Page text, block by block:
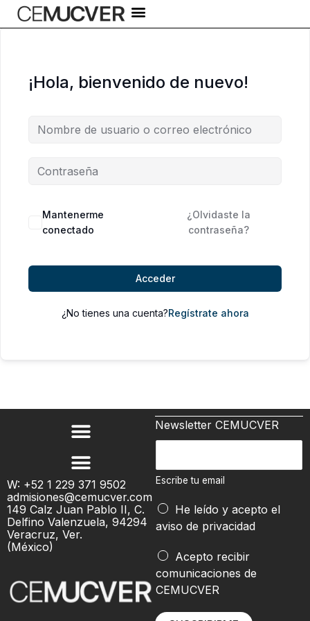
al
¡Hola, bienvenido de nuevo!
Alternative:
Mantenerme
conectado
¿Olvidaste la
contraseña?
Acceder
¿No tienes una cuenta?Regístrate ahora
W: +52 1 229 371 9502
admisiones@cemucver.com
149 Calz Juan Pablo II, C.
Delfino Valenzuela, 94294
Veracruz, Ver.
(México)
Newsletter CEMUCVER
c
i
b
e
u
e
m
Escribe tu email
He leído y acepto el
aviso de privacidad
e
a
l
Acepto recibir
comunicaciones de
CEMUCVER